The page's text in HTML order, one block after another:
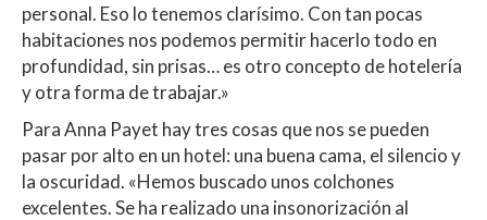
personal. Eso lo tenemos clarísimo. Con tan pocas
habitaciones nos podemos permitir hacerlo todo en
profundidad, sin prisas… es otro concepto de hotelería
y otra forma de trabajar.»
Para Anna Payet hay tres cosas que nos se pueden
pasar por alto en un hotel: una buena cama, el silencio y
la oscuridad. «Hemos buscado unos colchones
excelentes. Se ha realizado una insonorización al